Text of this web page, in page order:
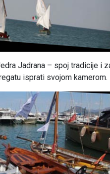
Jadrana – spoj tradicije i
isprati svojom kamerom.